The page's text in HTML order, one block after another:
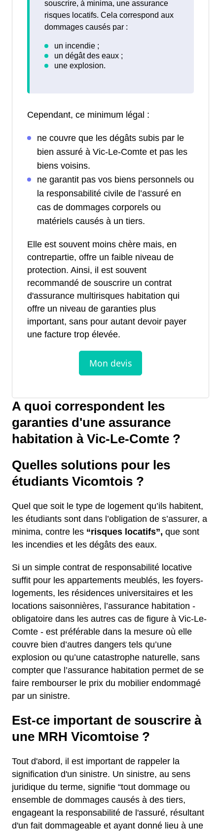
souscrire, à minima, une assurance
risques locatifs. Cela correspond aux
dommages causés par :
Cependant, ce minimum légal :
ne couvre que les dégâts subis par le
bien assuré à Vic-Le-Comte et pas les
biens voisins.
ne garantit pas vos biens personnels ou
la responsabilité civile de l’assuré en
cas de dommages corporels ou
matériels causés à un tiers.
Elle est souvent moins chère mais, en
contrepartie, offre un faible niveau de
protection. Ainsi, il est souvent
recommandé de souscrire un contrat
d'assurance multirisques habitation qui
offre un niveau de garanties plus
important, sans pour autant devoir payer
une facture trop élevée.
A quoi correspondent les
garanties d'une assurance
habitation à Vic-Le-Comte ?
Quelles solutions pour les
étudiants Vicomtois ?
Quel que soit le type de logement qu’ils habitent,
les étudiants sont dans l’obligation de s’assurer, a
minima, contre les “risques locatifs”, que sont
les incendies et les dégâts des eaux.
Si un simple contrat de responsabilité locative
suffit pour les appartements meublés, les foyers-
logements, les résidences universitaires et les
locations saisonnières, l’assurance habitation -
obligatoire dans les autres cas de figure à Vic-Le-
Comte - est préférable dans la mesure où elle
couvre bien d’autres dangers tels qu’une
explosion ou qu’une catastrophe naturelle, sans
compter que l’assurance habitation permet de se
faire rembourser le prix du mobilier endommagé
par un sinistre.
Est-ce important de souscrire à
une MRH Vicomtoise ?
Tout d'abord, il est important de rappeler la
signification d'un sinistre. Un sinistre, au sens
juridique du terme, signifie “tout dommage ou
ensemble de dommages causés à des tiers,
engageant la responsabilité de l'assuré, résultant
d'un fait dommageable et ayant donné lieu à une